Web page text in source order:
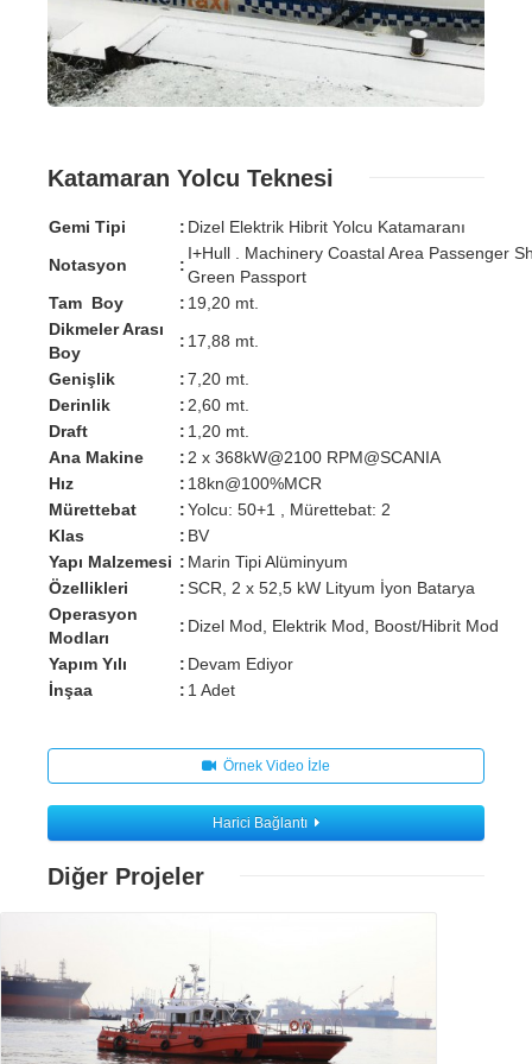
Katamaran Yolcu Teknesi
Gemi Tipi : Dizel Elektrik Hibrit Yolcu Katamaranı
Notasyon
:
I+Hull . Machinery Coastal Area Passenger
Green Passport
Tam Boy
: 19,20 mt.
Dikmeler Arası
Boy
: 17,88 mt.
Genişlik
:7,20 mt.
Derinlik
: 2,60 mt.
Draft
: 1,20 mt.
Ana Makine
: 2 x 368kW@2100 RPM@SCANIA
Hız
: 18kn@100%MCR
Mürettebat
:Yolcu: 50+1 , Mürettebat: 2
Klas
: BV
Yapı Malzemesi : Marin Tipi Alüminyum
Özellikleri
:SCR, 2 x 52,5 kW Lityum İyon Batarya
Operasyon
Modları
: Dizel Mod, Elektrik Mod, Boost/Hibrit Mod
Yapım Yılı
: Devam Ediyor
İnşaa
: 1 Adet
Örnek Video İzle
Harici Bağlantı
Diğer Projeler